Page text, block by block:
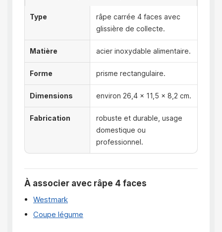
Type
râpe carrée 4 faces avec
glissière de collecte.
Matière acier inoxydable alimentaire.
Forme prisme rectangulaire.
Dimensions environ 26,4 x 11,5 x 8,2 cm.
Fabrication
robuste et durable, usage
domestique ou
professionnel.
À associer avec râpe 4 faces
Westmark
Coupe légume